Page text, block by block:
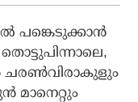
പങ്കെടുക്കാൻ
ചരൺവിരാകുളും
മാനെറ്റും